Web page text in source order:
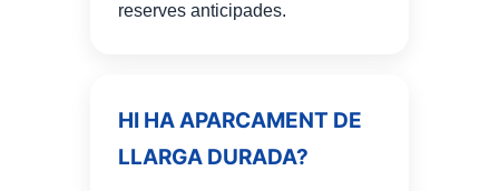
reserves anticipades.
HI HA APARCAMENT DE
LLARGA DURADA?